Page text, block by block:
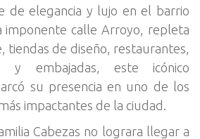
de elegancia y lujo en el barrio
imponente calle Arroyo, repleta
tiendas de diseño, restaurantes,
y embajadas, este icónico
su presencia en uno de los
impactantes de la ciudad.
Cabezas no lograra llegar a